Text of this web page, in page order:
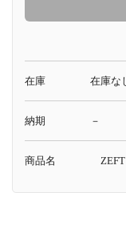
在庫 在庫な
納期 －
商品名